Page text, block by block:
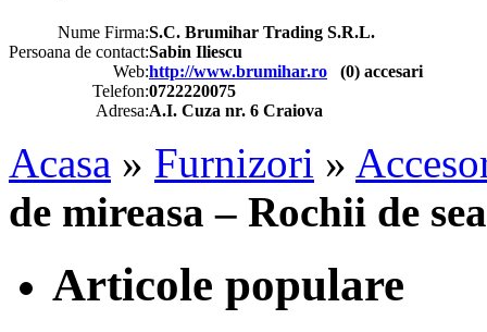
Nume Firma:S.C. Brumihar Trading S.R.L.
Persoana de contact:Sabin Iliescu
Web:http://www.brumihar.ro (0) accesari
Telefon:0722220075
Adresa:A.I. Cuza nr. 6 Craiova
Acasa » Furnizori »
de mireasa – Rochii de
Articole populare